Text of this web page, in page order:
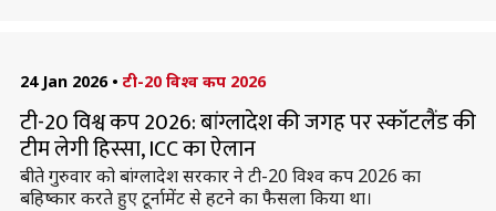
24 Jan 2026 • टी-20 विश्व कप 2026
टी-20 विश्व कप 2026: बांग्लादेश की जगह पर स्कॉटलैंड की
टीम लेगी हिस्सा, ICC का ऐलान
बीते गुरुवार को बांग्लादेश सरकार ने टी-20 विश्व कप 2026 का
बहिष्कार करते हुए टूर्नामेंट से हटने का फैसला किया था।